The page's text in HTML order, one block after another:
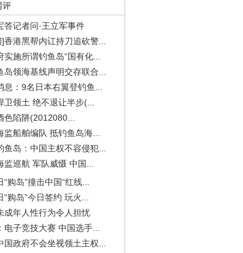
评
答记者问·王立军事件
香港黑帮内讧持刀追砍警...
实施所谓钓鱼岛“国有化...
岛领海基线声明交存联合...
息：9名日本右翼登钓鱼...
卫领土 绝不退让半步(...
色陷阱(2012080...
监船舶编队 抵钓鱼岛海...
鱼岛：中国主权不容侵犯...
监巡航 军队威慑 中国...
购岛”撞击中国“红线...
购岛”今日签约 玩火...
成年人性行为令人担忧
电子竞技大赛 中国选手...
国政府不会坐视领土主权...